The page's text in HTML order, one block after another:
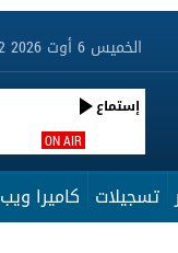
الخميس 6 أوت 2026 03:40:42
ON AIR
إستماع
تسجيلات كاميرا ويب